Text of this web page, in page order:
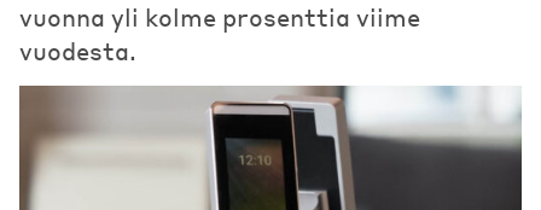
vuonna yli kolme prosenttia viime
vuodesta.